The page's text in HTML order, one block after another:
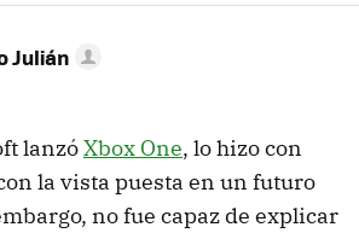
Julián
lanzóXbox One, lo hizo con
la vista puesta en un futuro
no fue capaz de explicar